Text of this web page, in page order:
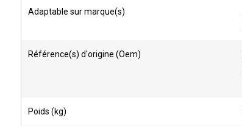
Adaptable sur marque(s)
Référence(s) d'origine (Oem)
Poids (kg)